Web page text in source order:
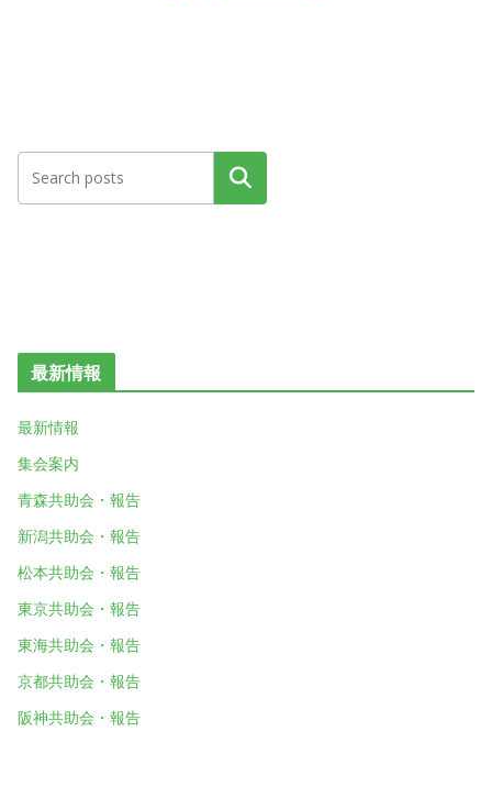
検索
最新情報
最新情報
集会案内
青森共助会・報告
新潟共助会・報告
松本共助会・報告
東京共助会・報告
東海共助会・報告
京都共助会・報告
阪神共助会・報告